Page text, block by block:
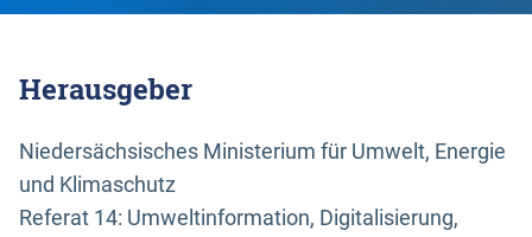
Herausgeber
Niedersächsisches Ministerium für Umwelt, Energie
und Klimaschutz
Referat 14: Umweltinformation, Digitalisierung,